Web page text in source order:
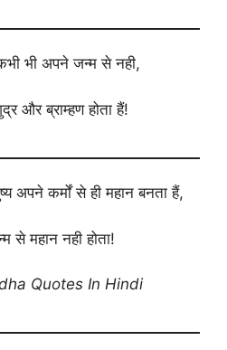
भी अपने जन्म से नही,
और ब्राम्हण होता हैं!
अपने कर्मों से ही महान बनता हैं,
से महान नही होता!
Quotes In Hindi